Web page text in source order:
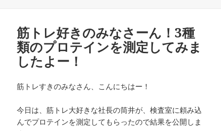
筋トレ好きのみなさーん！3種
類のプロテインを測定してみま
したよー！
筋トレすきのみなさん、こんにちはー！
今日は、筋トレ大好きな社長の筒井が、検査室に頼み込
んでプロテインを測定してもらったので結果を公開しま